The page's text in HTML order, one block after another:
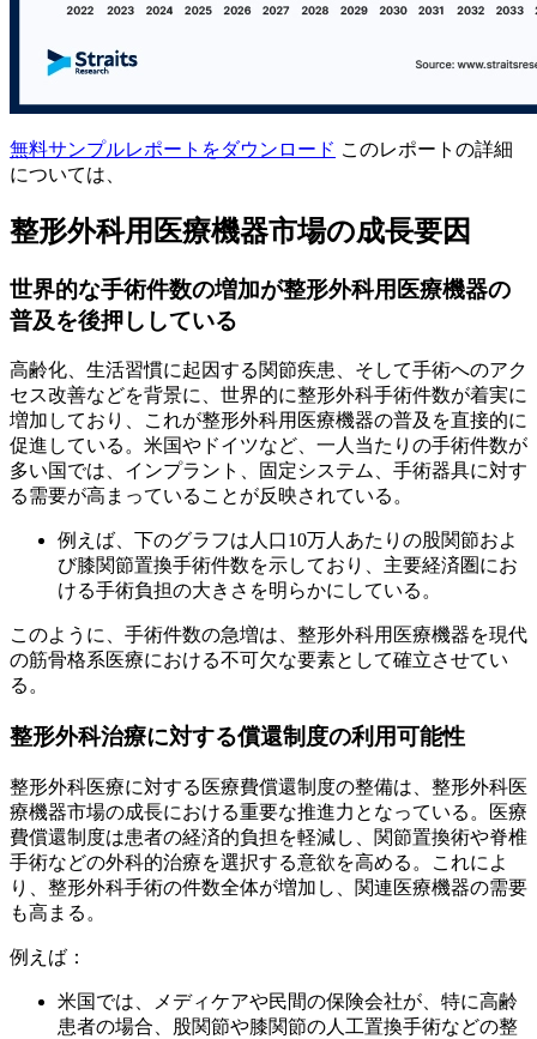
無料サンプルレポートをダウンロード このレポートの詳細
については、
整形外科用医療機器市場の成長要因
世界的な手術件数の増加が整形外科用医療機器の
普及を後押ししている
高齢化、生活習慣に起因する関節疾患、そして手術へのアク
セス改善などを背景に、世界的に整形外科手術件数が着実に
増加しており、これが整形外科用医療機器の普及を直接的に
促進している。米国やドイツなど、一人当たりの手術件数が
多い国では、インプラント、固定システム、手術器具に対す
る需要が高まっていることが反映されている。
例えば、下のグラフは人口10万人あたりの股関節およ
び膝関節置換手術件数を示しており、主要経済圏にお
ける手術負担の大きさを明らかにしている。
このように、手術件数の急増は、整形外科用医療機器を現代
の筋骨格系医療における不可欠な要素として確立させてい
る。
整形外科治療に対する償還制度の利用可能性
整形外科医療に対する医療費償還制度の整備は、整形外科医
療機器市場の成長における重要な推進力となっている。医療
費償還制度は患者の経済的負担を軽減し、関節置換術や脊椎
手術などの外科的治療を選択する意欲を高める。これによ
り、整形外科手術の件数全体が増加し、関連医療機器の需要
も高まる。
例えば：
米国では、メディケアや民間の保険会社が、特に高齢
患者の場合、股関節や膝関節の人工置換手術などの整